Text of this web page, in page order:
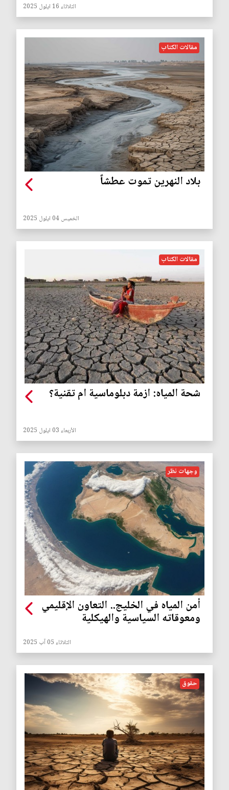
الثلاثاء 16 ايلول 2025
مقالات الكتاب
بلاد النهرين تموت عطشاً
الخميس 04 ايلول 2025
مقالات الكتاب
شحة المياه: ازمة دبلوماسية ام تقنية؟
الأربعاء 03 ايلول 2025
وجهات نظر
أمن المياه في الخليج.. التعاون الإقليمي
ومعوقاته السياسية والهيكلية
الثلاثاء 05 آب 2025
حقوق